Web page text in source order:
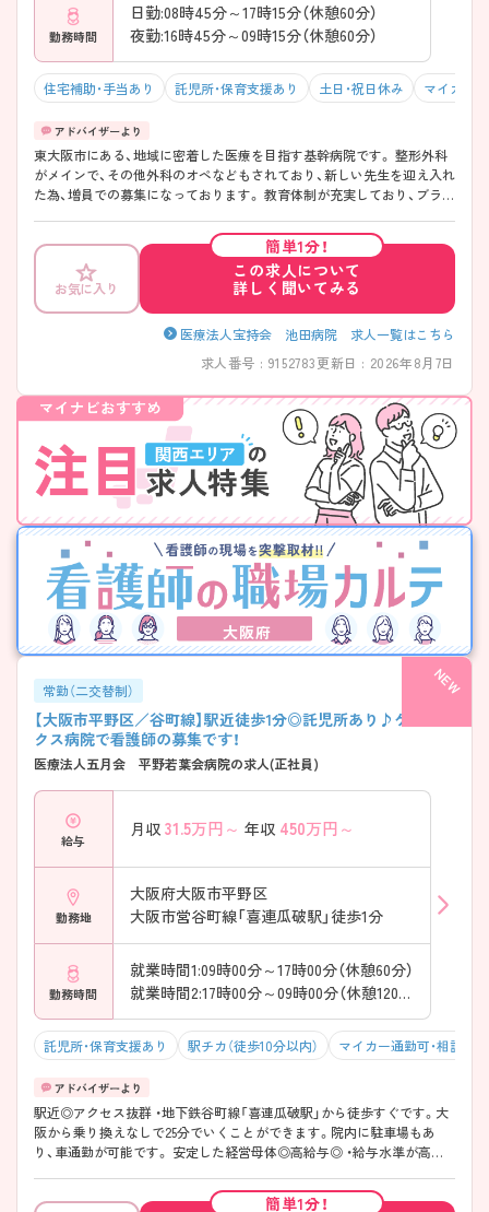
勤務時間
日勤:08時45分～17時15分（休憩60分）
夜勤:16時45分～09時15分（休憩60分）
住宅補助・手当あり 託児所・保育支援あり 土日・祝日休み マイカー
東大阪市にある、地域に密着した医療を目指す基幹病院です。 整形外科
がメインで、その他外科のオペなどもされており、新しい先生を迎え入れ
た為、増員での募集になっております。 教育体制が充実しており、ブラン
たり、産育休復帰率もほぼ100%、復帰後は多様な働き方をご提案いただ
けるなど、長く働ける環境も整った病院です！ ぜひご興味のある方はお
問合せください！
お気に入り
簡単1分！
この求人について
詳しく聞いてみる
医療法人宝持会 池田病院 求人一覧はこちら
求人番号 : 9152783更新日 : 2026年8月7日
大阪府
常勤（二交替制）
【大阪市平野区／谷町線】駅近徒歩1分◎託児所あり♪ケアミッ
クス病院で看護師の募集です！
医療法人五月会 平野若葉会病院の求人(正社員)
給与
月収 31.5万円～ 年収 450万円～
勤務地
大阪府大阪市平野区
大阪市営谷町線「喜連瓜破駅」徒歩1分
勤務時間
就業時間1:09時00分～17時00分（休憩60分）
就業時間2:17時00分～09時00分（休憩120分）
託児所・保育支援あり 駅チカ（徒歩10分以内） マイカー通勤可・相談可
駅近◎アクセス抜群 ・地下鉄谷町線「喜連瓜破駅」から徒歩すぐです。大
阪から乗り換えなしで25分でいくことができます。院内に駐車場もあ
り、車通勤が可能です。 安定した経営母体◎高給与◎ ・給与水準が高く、
20,000円、免許手当10,000円、危険手当10,000円） 子育てへの理解あり。
簡単1分！